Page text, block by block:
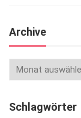
Archive
Schlagwörter